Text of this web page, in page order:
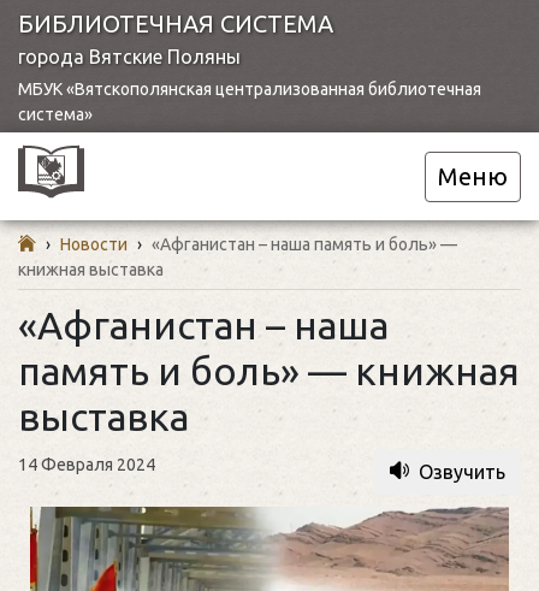
БИБЛИОТЕЧНАЯ СИСТЕМА
города Вятские Поляны
МБУК «Вятскополянская централизованная библиотечная
система»
Меню
› Новости › «Афганистан – наша память и боль» —
книжная выставка
«Афганистан – наша
память и боль» — книжная
выставка
14 Февраля 2024 Озвучить